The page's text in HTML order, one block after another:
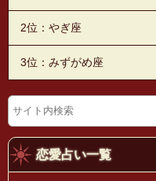
2位：やぎ座
3位：みずがめ座
恋愛占い一覧